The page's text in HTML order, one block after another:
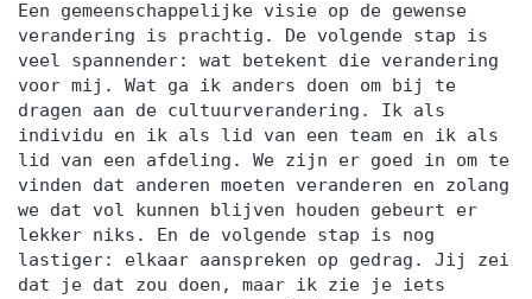
Een gemeenschappelijke visie op de gewense
verandering is prachtig. De volgende stap is
veel spannender: wat betekent die verandering
voor mij. Wat ga ik anders doen om bij te
dragen aan de cultuurverandering. Ik als
individu en ik als lid van een team en ik als
lid van een afdeling. We zijn er goed in om te
vinden dat anderen moeten veranderen en zolang
we dat vol kunnen blijven houden gebeurt er
lekker niks. En de volgende stap is nog
lastiger: elkaar aanspreken op gedrag. Jij zei
dat je dat zou doen, maar ik zie je iets